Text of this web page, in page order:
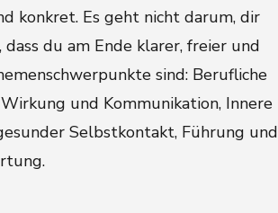
konkret. Es geht nicht darum, dir
du am Ende klarer, freier und
sind: Berufliche
und Kommunikation, Innere
Selbstkontakt, Führung und